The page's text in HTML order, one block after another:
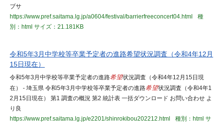
ブサ
https://www.pref.saitama.lg.jp/a0604/festival/barrierfreeconcert04.html
種
別：html サイズ：21.181KB
令和5年3月中学校等卒業予定者の進路希望状況調査（令和4年12月
15日現在）
令和5年3月中学校等卒業予定者の進路希望状況調査（令和4年12月15日現
在） - 埼玉県 令和5年3月中学校等卒業予定者の進路希望状況調査（令和4年1
2月15日現在） 第1 調査の概況 第2 統計表 一括ダウンロード お問い合わせ よ
り良
https://www.pref.saitama.lg.jp/e2201/shinrokibou202212.html
種別：html サ